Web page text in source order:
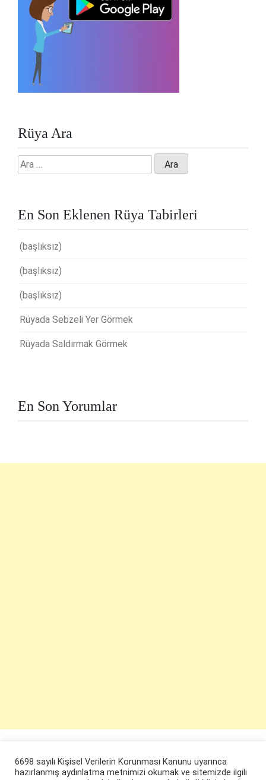
Rüya Ara
Arama:
En Son Eklenen Rüya Tabirleri
(başlıksız)
(başlıksız)
(başlıksız)
Rüyada Sebzeli Yer Görmek
Rüyada Saldırmak Görmek
En Son Yorumlar
6698 sayılı Kişisel Verilerin Korunması Kanunu uyarınca
hazırlanmış aydınlatma metnimizi okumak ve sitemizde ilgili